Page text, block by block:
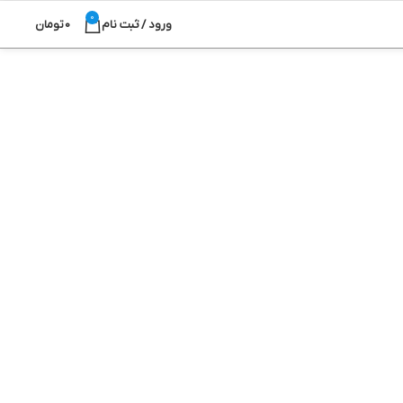
ورود / ثبت نام 0
0تومان